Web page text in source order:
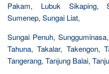
Pakam, Lubuk Sikaping,
Sumenep, Sungai Liat,
Sungai Penuh,
Tahuna, Takalar, Takengon,
Tangerang, Tanjung Balai,